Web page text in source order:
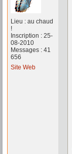
Lieu : au chaud
!
Inscription : 25-
08-2010
Messages : 41
656
Site Web